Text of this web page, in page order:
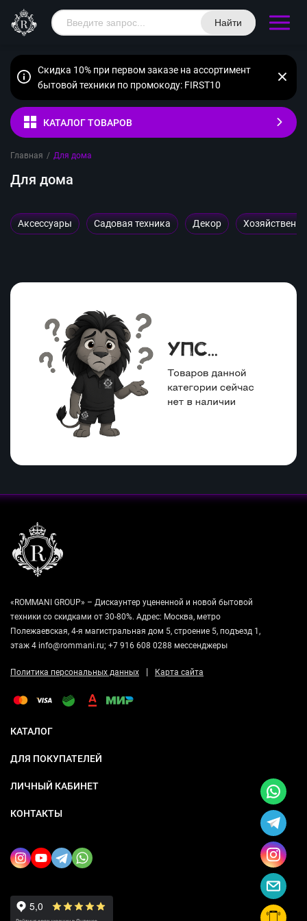
Найти
Скидка 10% при первом заказе на ассортимент
бытовой техники по промокоду: FIRST10
КАТАЛОГ ТОВАРОВ
Главная / Для дома
Для дома
Аксессуары Садовая техника Декор
«ROMMANI GROUP» – Дискаунтер уцененной и новой бытовой
техники со скидками от 30-80%. Адрес: Москва, метро
Полежаевская, 4-я магистральная дом 5, строение 5, подъезд 1,
этаж 4 info@rommani.ru; +7 916 608 0288 мессенджеры
Политика персональных данных | Карта сайта
КАТАЛОГ
ДЛЯ ПОКУПАТЕЛЕЙ
ЛИЧНЫЙ КАБИНЕТ
КОНТАКТЫ